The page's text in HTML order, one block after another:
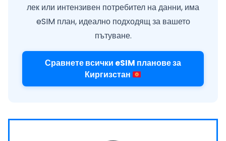
лек или интензивен потребител на данни, има
eSIM план, идеално подходящ за вашето
пътуване.
Сравнете всички eSIM планове за
Киргизстан